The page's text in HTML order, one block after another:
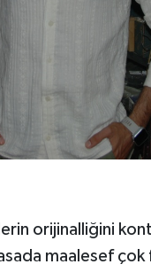
orijinalliğini
maalesef çok